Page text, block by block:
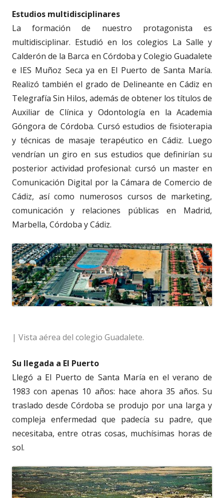
Estudios multidisciplinares
La formación de nuestro protagonista es
multidisciplinar. Estudió en los colegios La Salle y
Calderón de la Barca en Córdoba y Colegio Guadalete
e IES Muñoz Seca ya en El Puerto de Santa María.
Realizó también el grado de Delineante en Cádiz en
Telegrafía Sin Hilos, además de obtener los títulos de
Auxiliar de Clínica y Odontología en la Academia
Góngora de Córdoba. Cursó estudios de fisioterapia
y técnicas de masaje terapéutico en Cádiz. Luego
vendrían un giro en sus estudios que definirían su
posterior actividad profesional: cursó un master en
Comunicación Digital por la Cámara de Comercio de
Cádiz, así como numerosos cursos de marketing,
comunicación y relaciones públicas en Madrid,
Marbella, Córdoba y Cádiz.
| Vista aérea del colegio Guadalete.
Su llegada a El Puerto
Llegó a El Puerto de Santa María en el verano de
1983 con apenas 10 años: hace ahora 35 años. Su
traslado desde Córdoba se produjo por una larga y
compleja enfermedad que padecía su padre, que
necesitaba, entre otras cosas, muchísimas horas de
sol.